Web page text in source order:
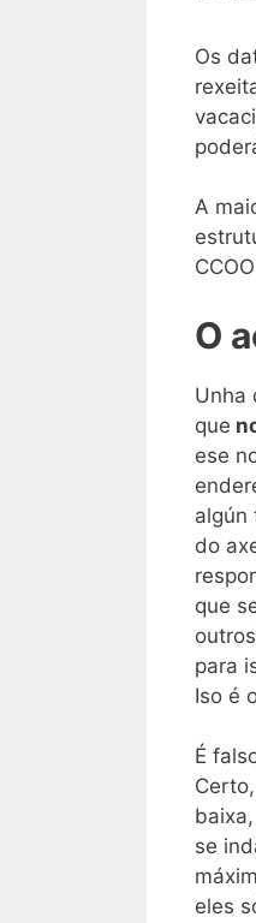
Os
A
O
Unha
que
ese
algún
do
que
para
Iso é
É
se
eles